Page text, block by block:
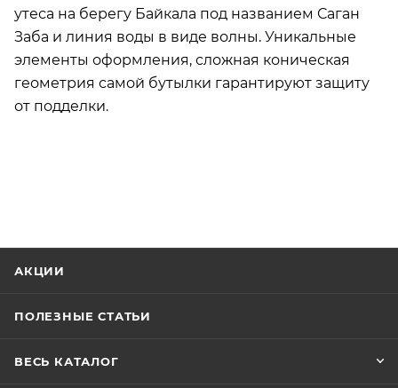
утеса на берегу Байкала под названием Саган
Заба и линия воды в виде волны. Уникальные
элементы оформления, сложная коническая
геометрия самой бутылки гарантируют защиту
от подделки.
АКЦИИ
ПОЛЕЗНЫЕ СТАТЬИ
ВЕСЬ КАТАЛОГ